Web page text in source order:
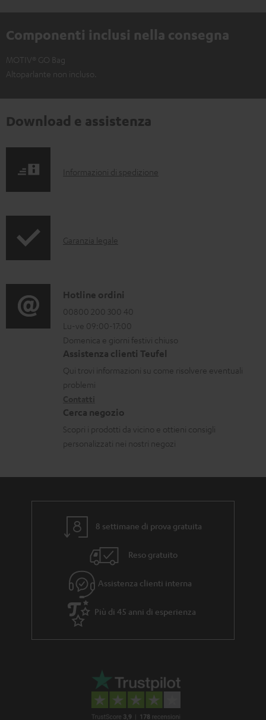
Componenti inclusi nella consegna
MOTIV® GO Bag
Altoparlante non incluso.
Download e assistenza
I
r
z
i
o
n
i
d
s
p
d
i
e
Informazioni di spedizione
I
o
r
m
a
z
i
n
i
a
a
Garanzia legale
C
o
n
t
a
t
i
Hotline ordini
00800 200 300 40
Lu-ve 09:00-17:00
Domenica e giorni festivi chiuso
Assistenza clienti Teufel
Qui trovi informazioni su come risolvere eventuali
problemi
Cerca negozio
Scopri i prodotti da vicino e ottieni consigli
personalizzati nei nostri negozi
8 settimane di prova gratuita
Reso gratuito
Assistenza clienti interna
Più di 45 anni di esperienza